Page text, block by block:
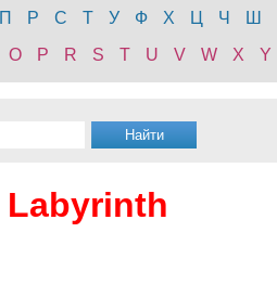
П Р С Т У Ф Х Ц Ч Ш
O P R S T U V W X Y
Labyrinth